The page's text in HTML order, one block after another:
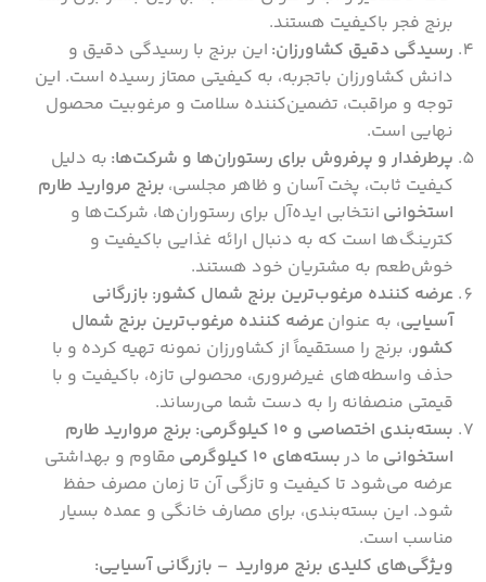
برنج فجر باکیفیت هستند.
رسیدگی دقیق کشاورزان: این برنج با رسیدگی دقیق و
دانش کشاورزان باتجربه، به کیفیتی ممتاز رسیده است. این
توجه و مراقبت، تضمین‌کننده سلامت و مرغوبیت محصول
نهایی است.
پرطرفدار و پرفروش برای رستوران‌ها و شرکت‌ها: به دلیل
کیفیت ثابت، پخت آسان و ظاهر مجلسی، برنج مروارید طارم
استخوانی انتخابی ایده‌آل برای رستوران‌ها، شرکت‌ها و
کترینگ‌ها است که به دنبال ارائه غذایی باکیفیت و
خوش‌طعم به مشتریان خود هستند.
عرضه کننده مرغوب‌ترین برنج شمال کشور: بازرگانی
آسیایی، به عنوان عرضه کننده مرغوب‌ترین برنج شمال
کشور، برنج را مستقیماً از کشاورزان نمونه تهیه کرده و با
حذف واسطه‌های غیرضروری، محصولی تازه، باکیفیت و با
قیمتی منصفانه را به دست شما می‌رساند.
بسته‌بندی اختصاصی و 10 کیلوگرمی:
برنج مروارید طارم
استخوانی ما دربسته‌های 10 کیلوگرمی
مقاوم و بهداشتی
عرضه می‌شود تا کیفیت و تازگی آن تا زمان مصرف حفظ
شود. این بسته‌بندی، برای مصارف خانگی و عمده بسیار
مناسب است.
ویژگی‌های کلیدی برنج مروارید – بازرگانی آسیایی: